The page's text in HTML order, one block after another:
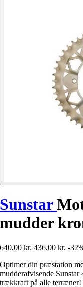
Sunstar
mudder
640,00 kr. 436,00 kr. -
Optimer din præstation
mudderafvisende
trækkraft på alle terræner!